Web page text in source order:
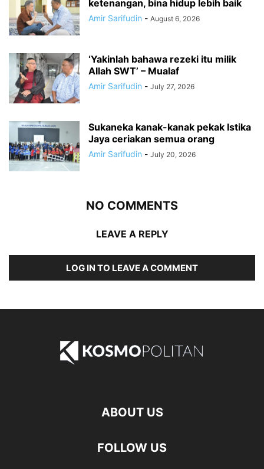
ketenangan, bina hidup lebih baik
Amir Sarifudin - August 6, 2026
‘Yakinlah bahawa rezeki itu milik
Allah SWT’ – Mualaf
Amir Sarifudin - July 27, 2026
Sukaneka kanak-kanak pekak Istika
Jaya ceriakan semua orang
Amir Sarifudin - July 20, 2026
NO COMMENTS
LEAVE A REPLY
LOG IN TO LEAVE A COMMENT
ABOUT US
FOLLOW US